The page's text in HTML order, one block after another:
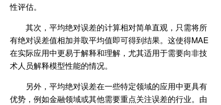
性评估。
其次，平均绝对误差的计算相对简单直观，只需将所
有绝对误差值相加并取平均值即可得到结果。这使得MAE
在实际应用中更易于解释和理解，尤其适用于需要向非技
术人员解释模型性能的情况。
另外，平均绝对误差在一些特定领域的应用中更具有
优势，例如金融领域或其他需要重点关注误差的行业。由